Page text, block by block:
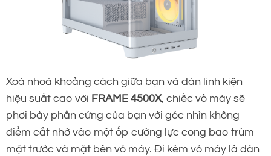
Xoá nhoà khoảng cách giữa bạn và dàn linh kiện
hiệu suất cao với FRAME 4500X, chiếc vỏ máy sẽ
phơi bày phần cứng của bạn với góc nhìn không
điểm cắt nhờ vào một ốp cường lực cong bao trùm
mặt trước và mặt bên vỏ máy. Đi kèm vỏ máy là dàn